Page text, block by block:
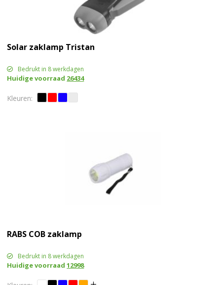
Solar zaklamp Tristan
Bedrukt in 8 werkdagen
Huidige voorraad 26434
RABS COB zaklamp
Bedrukt in 8 werkdagen
Huidige voorraad12998